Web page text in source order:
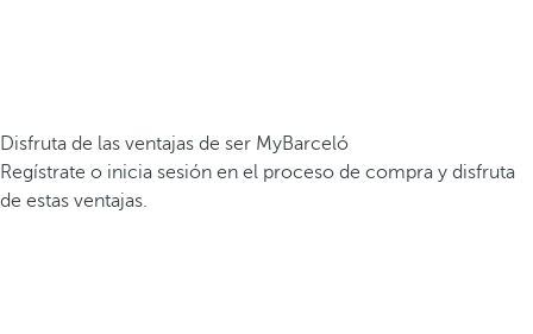
Disfruta de las ventajas de ser MyBarceló
Regístrate o inicia sesión en el proceso de compra y disfruta
de estas ventajas.